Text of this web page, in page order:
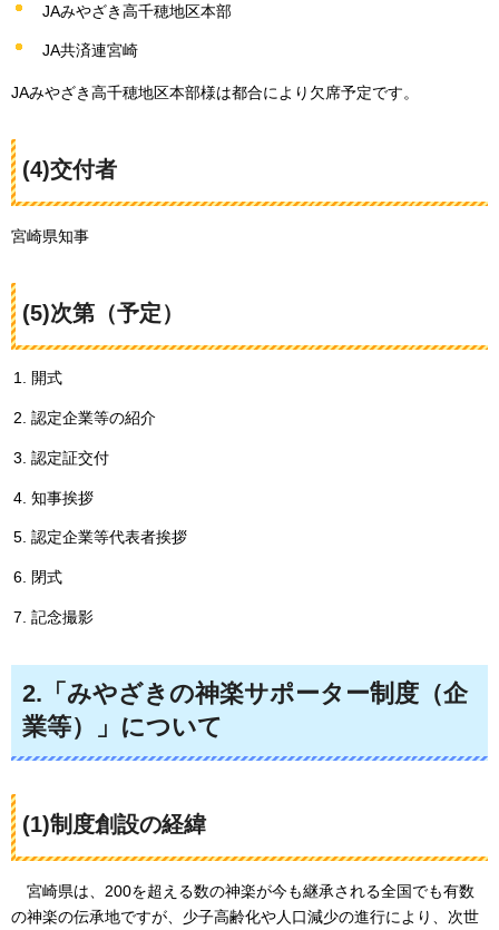
JAみやざき高千穂地区本部
JA共済連宮崎
JAみやざき高千穂地区本部様は都合により欠席予定です。
(4)交付者
宮崎県知事
(5)次第（予定）
開式
認定企業等の紹介
認定証交付
知事挨拶
認定企業等代表者挨拶
閉式
記念撮影
2.「みやざきの神楽サポーター制度（企
業等）」について
(1)制度創設の経緯
宮崎県は、200を超える数の神楽が今も継承される全国でも有数
の神楽の伝承地ですが、少子高齢化や人口減少の進行により、次世